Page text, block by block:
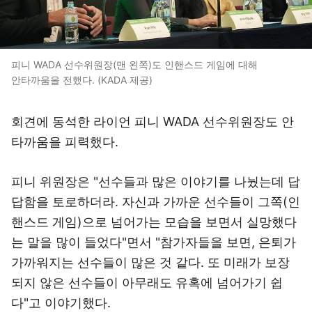
피니 WADA 선수위원장(맨 왼쪽)도 인핸스드 게임에 대해
안타까움을 전했다. (KADA 제공)
회견에 동석한 라이언 피니 WADA 선수위원장도 안
타까움을 피력했다.
피니 위원장은 "선수들과 많은 이야기를 나눴는데 답
답함을 토로하더라. 자신과 가까운 선수들이 그쪽(인
핸스드 게임)으로 넘어가는 모습을 보면서 실망했다
는 말을 많이 들었다"면서 "참가자들을 보면, 은퇴가
가까워지는 선수들이 많은 것 같다. 또 미래가 보장
되지 않은 선수들이 아무래도 유혹에 넘어가기 쉽
다"고 이야기했다.